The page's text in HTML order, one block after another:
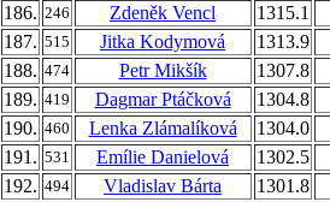
186. 246 Zdeněk Vencl
1315.1
187. 515 Jitka Kodymová
1313.9
188. 474 Petr Mikšík
1307.8
189. 419 Dagmar Ptáčková
1304.8
190. 460 Lenka Zlámalíková
1304.0
191. 531 Emílie Danielová
1302.5
192. 494 Vladislav Bárta
1301.8